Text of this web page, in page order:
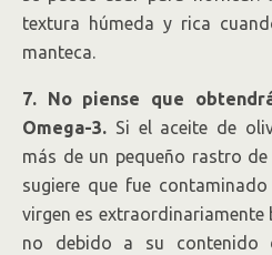
textura húmeda y rica
manteca.
7. No piense que
Omega-3. Si el aceite de
más de un pequeño rastro
sugiere que fue
virgen es extraordinariamente
no debido a su contenido